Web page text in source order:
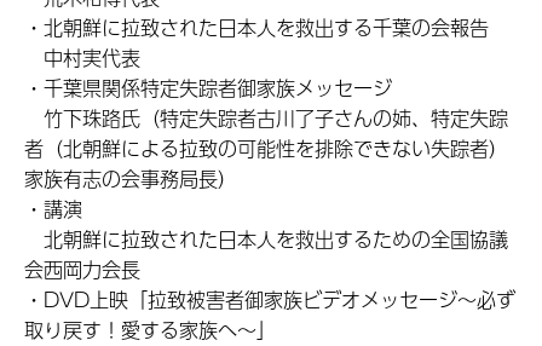
・北朝鮮に拉致された日本人を救出する千葉の会報告
中村実代表
・千葉県関係特定失踪者御家族メッセージ
竹下珠路氏（特定失踪者古川了子さんの姉、特定失踪
者（北朝鮮による拉致の可能性を排除できない失踪者）
家族有志の会事務局長）
・講演
北朝鮮に拉致された日本人を救出するための全国協議
会西岡力会長
・DVD上映「拉致被害者御家族ビデオメッセージ～必ず
取り戻す！愛する家族へ～」